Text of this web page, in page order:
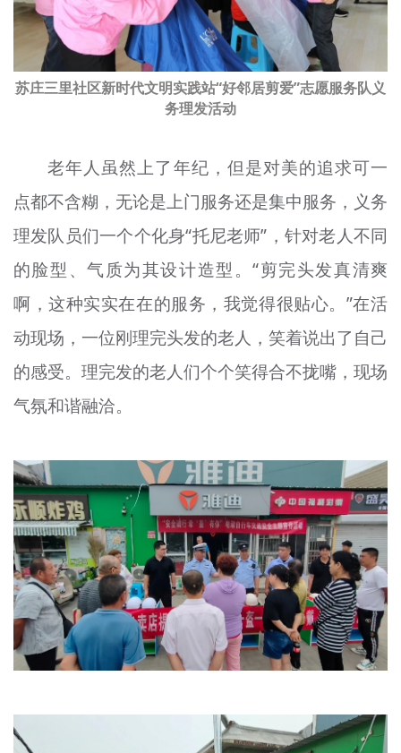
苏庄三里社区新时代文明实践站“好邻居剪爱”志愿服务队义
务理发活动
老年人虽然上了年纪，但是对美的追求可一
点都不含糊，无论是上门服务还是集中服务，义务
理发队员们一个个化身“托尼老师”，针对老人不同
的脸型、气质为其设计造型。“剪完头发真清爽
啊，这种实实在在的服务，我觉得很贴心。”在活
动现场，一位刚理完头发的老人，笑着说出了自己
的感受。理完发的老人们个个笑得合不拢嘴，现场
气氛和谐融洽。